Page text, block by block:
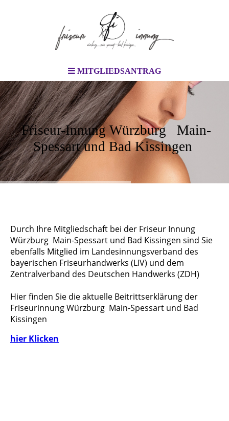
MITGLIEDSANTRAG
Friseur-Innung Würzburg Main-
Spessart und Bad Kissingen
Durch Ihre Mitgliedschaft bei der Friseur Innung
Würzburg Main-Spessart und Bad Kissingen sind Sie
ebenfalls Mitglied im Landesinnungsverband des
bayerischen Friseurhandwerks (LIV) und dem
Zentralverband des Deutschen Handwerks (ZDH)
Hier finden Sie die aktuelle Beitrittserklärung der
Friseurinnung Würzburg Main-Spessart und Bad
Kissingen
hier Klicken